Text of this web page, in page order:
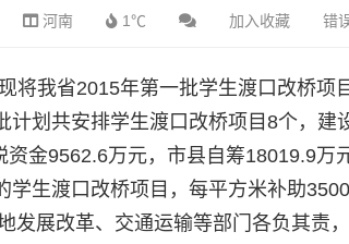
河南 1℃ 加入收藏 错
将我省2015年第一批学生渡口改桥项
划共安排学生渡口改桥项目8个，建
金9562.6万元，市县自筹18019.9万
生渡口改桥项目，每平方米补助
发展改革、交通运输等部门各负其责